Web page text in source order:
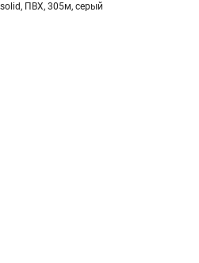
solid, ПВХ, 305м, серый